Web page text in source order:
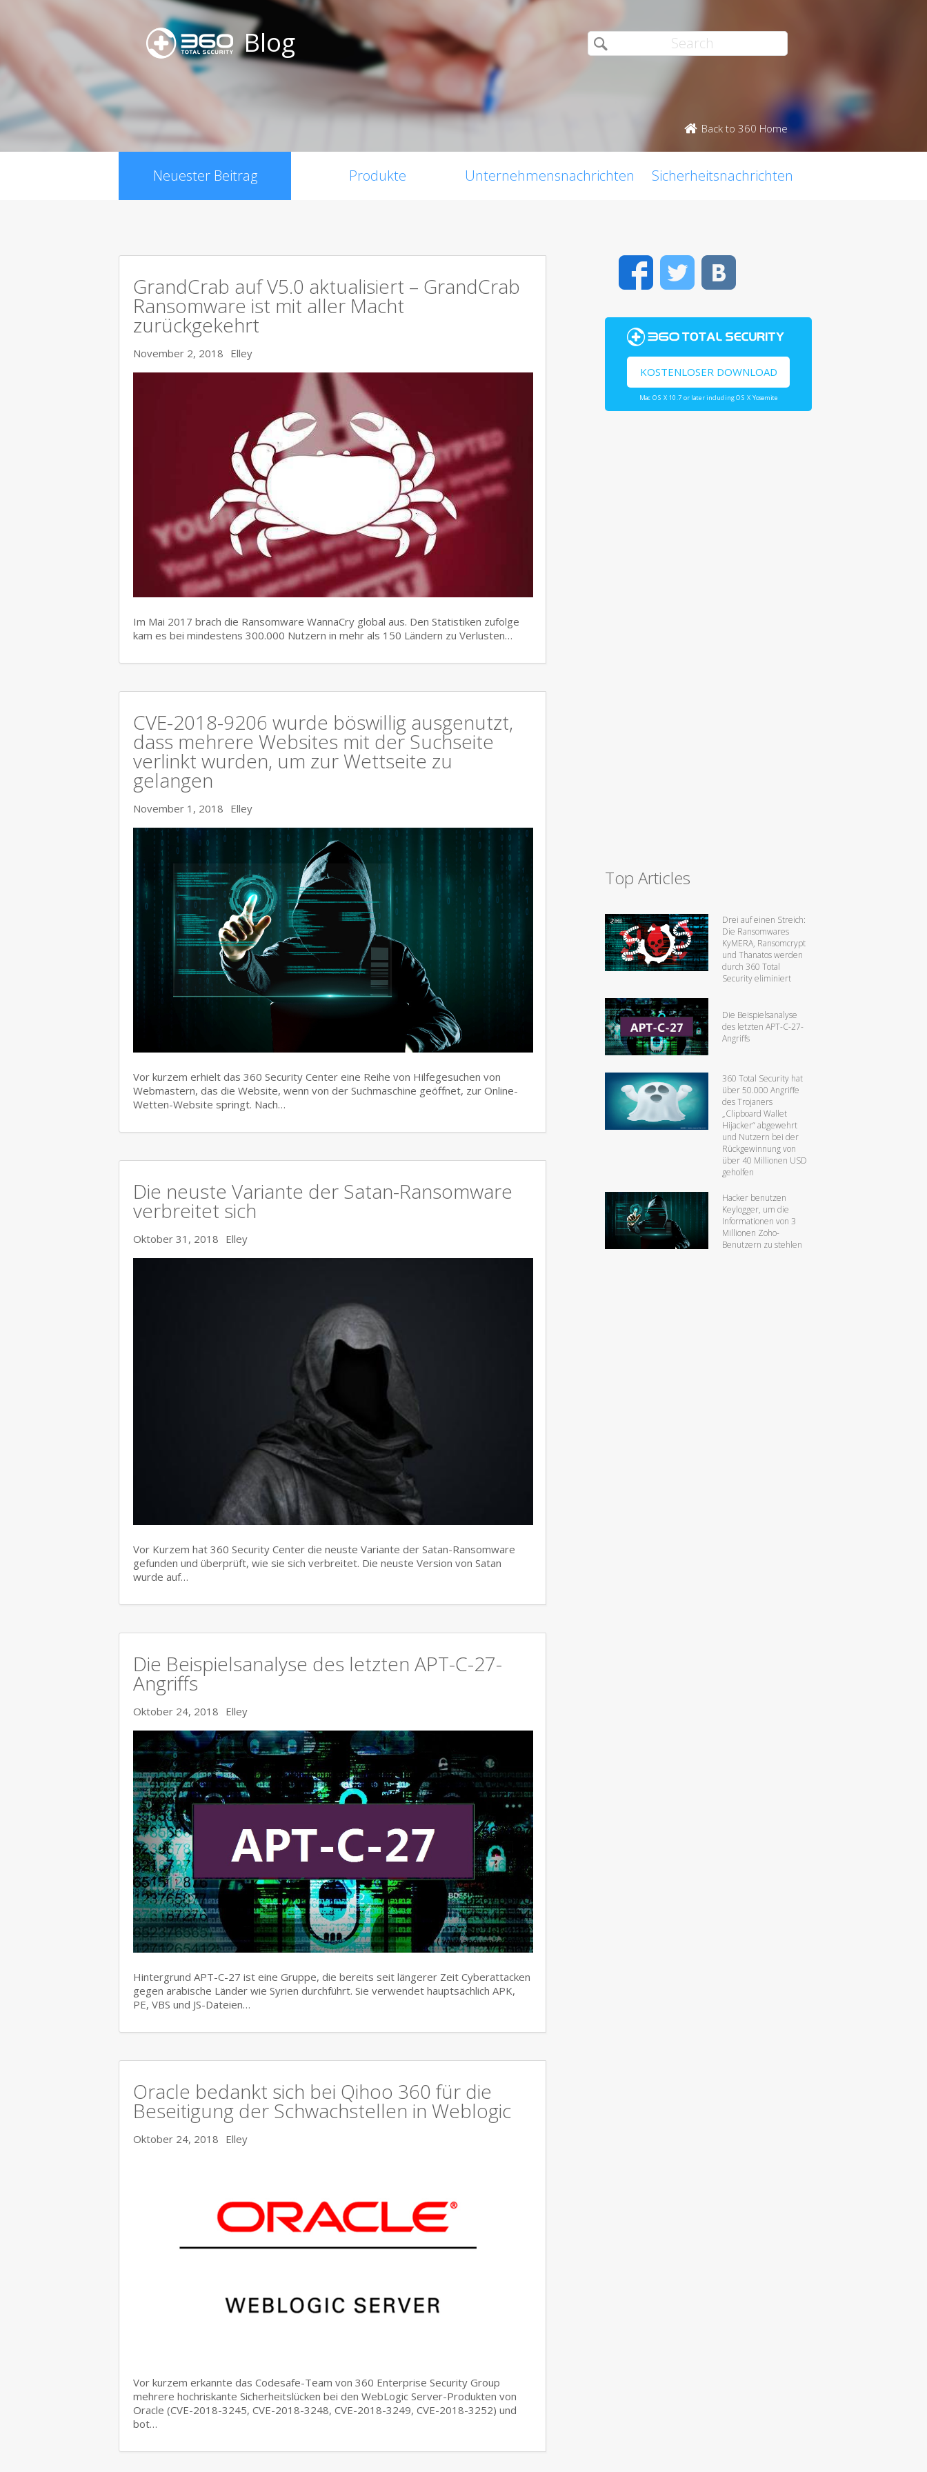
Blog
Back to 360 Home
Neuester Beitrag Produkte Unternehmensnachrichten Sicherheitsnachrichten
GrandCrab auf V5.0 aktualisiert – GrandCrab
Ransomware ist mit aller Macht
zurückgekehrt
November 2, 2018 Elley
Im Mai 2017 brach die Ransomware WannaCry global aus. Den Statistiken zufolge
kam es bei mindestens 300.000 Nutzern in mehr als 150 Ländern zu Verlusten…
CVE-2018-9206 wurde böswillig ausgenutzt,
dass mehrere Websites mit der Suchseite
verlinkt wurden, um zur Wettseite zu
gelangen
November 1, 2018 Elley
Vor kurzem erhielt das 360 Security Center eine Reihe von Hilfegesuchen von
Webmastern, das die Website, wenn von der Suchmaschine geöffnet, zur Online-
Wetten-Website springt. Nach…
Die neuste Variante der Satan-Ransomware
verbreitet sich
Oktober 31, 2018 Elley
Vor Kurzem hat 360 Security Center die neuste Variante der Satan-Ransomware
gefunden und überprüft, wie sie sich verbreitet. Die neuste Version von Satan
wurde auf…
Die Beispielsanalyse des letzten APT-C-27-
Angriffs
Oktober 24, 2018 Elley
Hintergrund APT-C-27 ist eine Gruppe, die bereits seit längerer Zeit Cyberattacken
gegen arabische Länder wie Syrien durchführt. Sie verwendet hauptsächlich APK,
PE, VBS und JS-Dateien…
Oracle bedankt sich bei Qihoo 360 für die
Beseitigung der Schwachstellen in Weblogic
Oktober 24, 2018 Elley
Vor kurzem erkannte das Codesafe-Team von 360 Enterprise Security Group
mehrere hochriskante Sicherheitslücken bei den WebLogic Server-Produkten von
Oracle (CVE-2018-3245, CVE-2018-3248, CVE-2018-3249, CVE-2018-3252) und
bot…
FacebookTwitter
KOSTENLOSER DOWNLOAD
Mac OS X 10.7 or later including OS X Yosemite
Top Articles
Drei auf einen Streich:
Die Ransomwares
KyMERA, Ransomcrypt
und Thanatos werden
durch 360 Total
Security eliminiert
Die Beispielsanalyse
des letzten APT-C-27-
Angriffs
360 Total Security hat
über 50.000 Angriffe
des Trojaners
„Clipboard Wallet
Hijacker“ abgewehrt
und Nutzern bei der
Rückgewinnung von
über 40 Millionen USD
geholfen
Hacker benutzen
Keylogger, um die
Informationen von 3
Millionen Zoho-
Benutzern zu stehlen